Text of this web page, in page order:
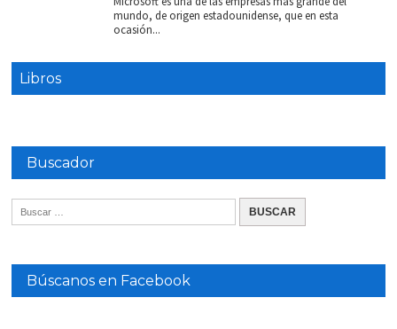
mundo, de origen estadounidense, que en esta
ocasión...
Libros
Buscador
Búscanos en Facebook